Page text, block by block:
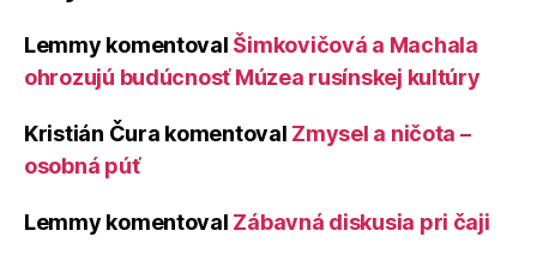
Lemmy komentoval Šimkovičová a Machala
ohrozujú budúcnosť Múzea rusínskej kultúry
Kristián Čura komentoval Zmysel a ničota –
osobná púť
Lemmy komentoval Zábavná diskusia pri čaji